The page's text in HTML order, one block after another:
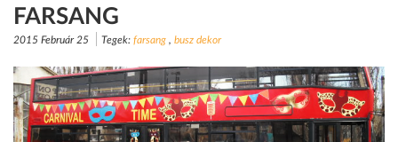
FARSANG
2015 Február 25 Tegek: farsang , busz dekor